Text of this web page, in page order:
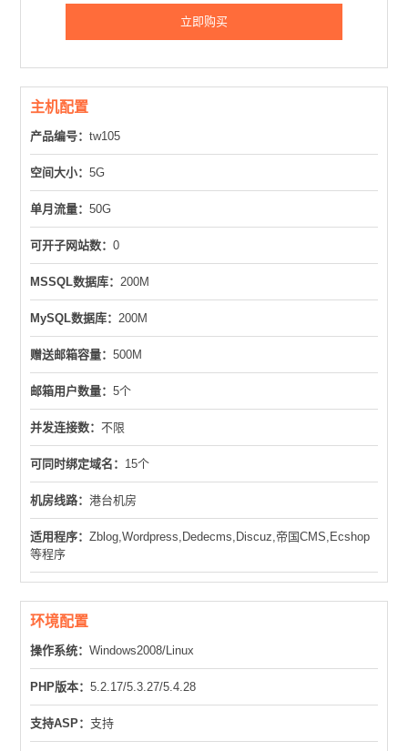
立即购买
主机配置
产品编号：tw105
空间大小：5G
单月流量：50G
可开子网站数：0
MSSQL数据库： 200M
MySQL数据库： 200M
赠送邮箱容量：500M
邮箱用户数量：5个
并发连接数：不限
可同时绑定域名： 15个
机房线路：港台机房
适用程序：Zblog,Wordpress,Dedecms,Discuz,帝国CMS,Ecshop
等程序
环境配置
操作系统：Windows2008/Linux
PHP版本：5.2.17/5.3.27/5.4.28
支持ASP： 支持